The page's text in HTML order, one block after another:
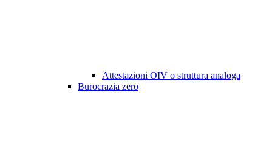
Attestazioni OIV o struttura analoga
Burocrazia zero